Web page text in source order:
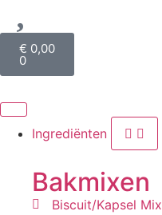
€ 0,00
0
Ingrediënten
Bakmixen
Biscuit/Kapsel Mix